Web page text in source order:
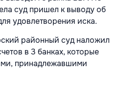
суд пришел к выводу об
удовлетворения иска.
районный суд наложил
в 3 банках, которые
принадлежавшими